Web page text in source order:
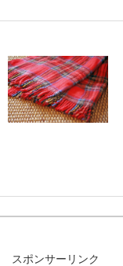
スポンサーリンク